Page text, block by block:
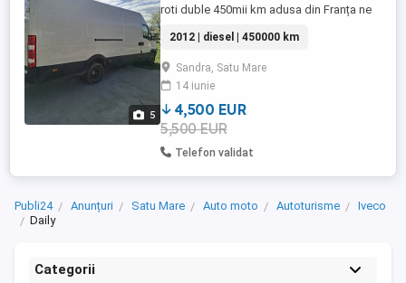
5
roti duble 450mii km adusa din Franța ne
2012 | diesel | 450000 km
Sandra, Satu Mare
14 iunie
4,500 EUR
5,500 EUR
Telefon validat
Publi24 Anunțuri Satu Mare Auto moto Autoturisme
Iveco
Daily
Categorii